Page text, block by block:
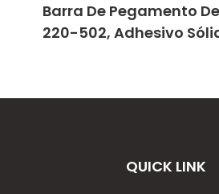
Barra De Pegamento
220-502, Adhesivo
QUICK LINK